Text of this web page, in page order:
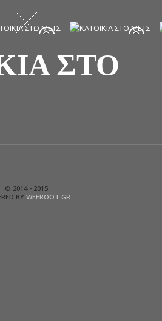
ΣΤΟ
© 2014 - 2015
BY WEEROOT.GR